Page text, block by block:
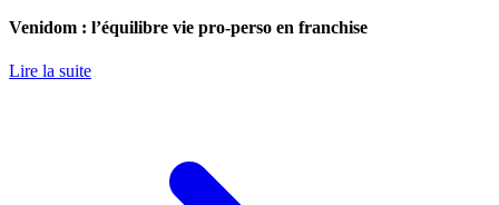
Venidom : l’équilibre vie pro-perso en franchise
Lire la suite